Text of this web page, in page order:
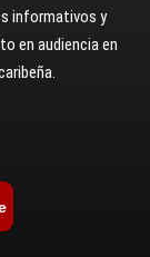
informativos y
en audiencia en